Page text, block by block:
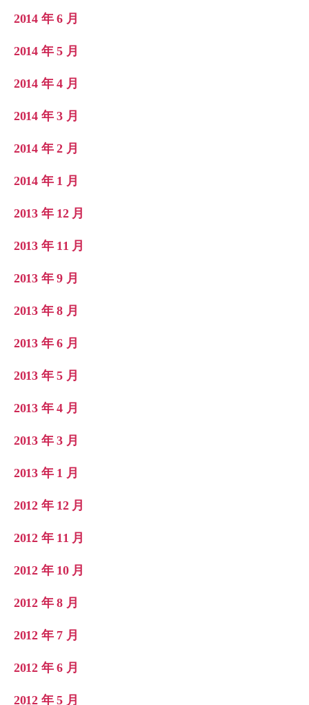
2014 年 6 月
2014 年 5 月
2014 年 4 月
2014 年 3 月
2014 年 2 月
2014 年 1 月
2013 年 12 月
2013 年 11 月
2013 年 9 月
2013 年 8 月
2013 年 6 月
2013 年 5 月
2013 年 4 月
2013 年 3 月
2013 年 1 月
2012 年 12 月
2012 年 11 月
2012 年 10 月
2012 年 8 月
2012 年 7 月
2012 年 6 月
2012 年 5 月